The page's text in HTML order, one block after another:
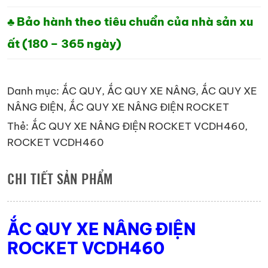
♣ Bảo hành theo tiêu chuẩn của nhà sản xu
ất (180 – 365 ngày)
Danh mục: ẮC QUY, ẮC QUY XE NÂNG, ẮC QUY XE
NÂNG ĐIỆN, ẮC QUY XE NÂNG ĐIỆN ROCKET
Thẻ: ẮC QUY XE NÂNG ĐIỆN ROCKET VCDH460,
ROCKET VCDH460
CHI TIẾT SẢN PHẨM
ẮC QUY XE NÂNG ĐIỆN
ROCKET VCDH460